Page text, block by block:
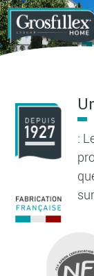
Aller
au
contenu
principal
: